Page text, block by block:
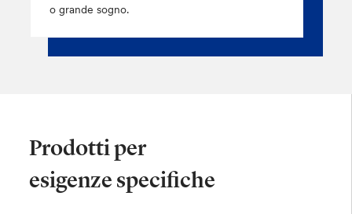
o grande sogno.
Prodotti per
esigenze specifiche